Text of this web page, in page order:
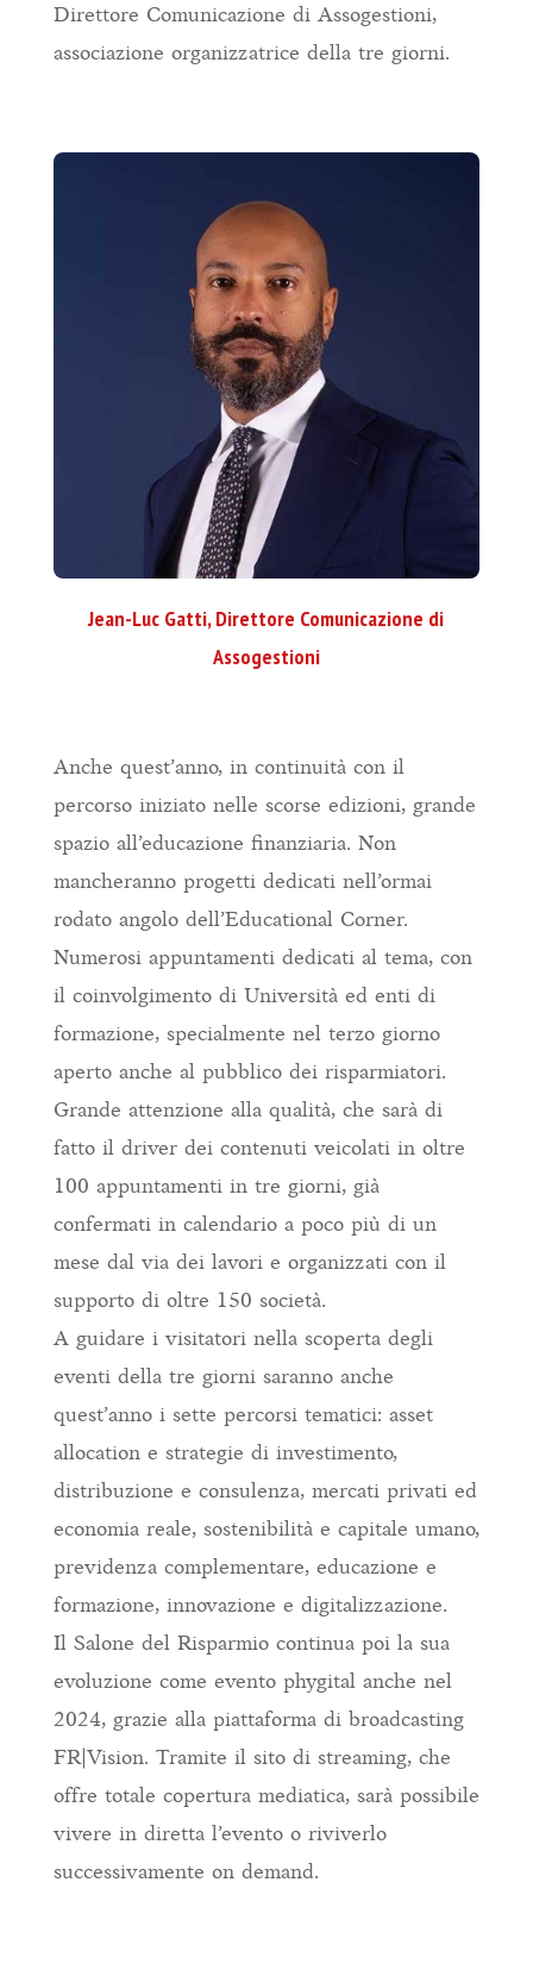
Direttore Comunicazione di Assogestioni,
associazione organizzatrice della tre giorni.
Jean-Luc Gatti, Direttore Comunicazione di
Assogestioni
Anche quest’anno, in continuità con il
percorso iniziato nelle scorse edizioni, grande
spazio all’educazione finanziaria. Non
mancheranno progetti dedicati nell’ormai
rodato angolo dell’Educational Corner.
Numerosi appuntamenti dedicati al tema, con
il coinvolgimento di Università ed enti di
formazione, specialmente nel terzo giorno
aperto anche al pubblico dei risparmiatori.
Grande attenzione alla qualità, che sarà di
fatto il driver dei contenuti veicolati in oltre
100 appuntamenti in tre giorni, già
confermati in calendario a poco più di un
mese dal via dei lavori e organizzati con il
supporto di oltre 150 società.
A guidare i visitatori nella scoperta degli
eventi della tre giorni saranno anche
quest’anno i sette percorsi tematici: asset
allocation e strategie di investimento,
distribuzione e consulenza, mercati privati ed
economia reale, sostenibilità e capitale umano,
previdenza complementare, educazione e
formazione, innovazione e digitalizzazione.
Il Salone del Risparmio continua poi la sua
evoluzione come evento phygital anche nel
2024, grazie alla piattaforma di broadcasting
FR|Vision. Tramite il sito di streaming, che
offre totale copertura mediatica, sarà possibile
vivere in diretta l’evento o riviverlo
successivamente on demand.